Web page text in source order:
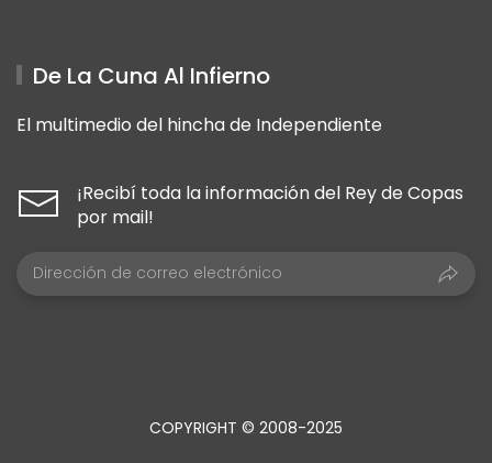
De La Cuna Al Infierno
El multimedio del hincha de Independiente
¡Recibí toda la información del Rey de Copas
por mail!
COPYRIGHT © 2008-2025